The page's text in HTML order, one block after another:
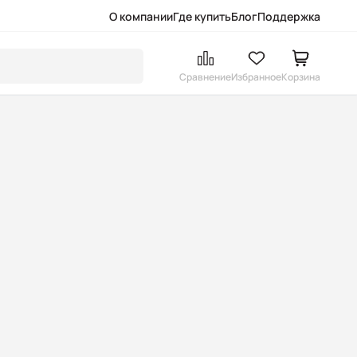
О компанииГде купитьБлогПоддержка
СравнениеИзбранноеКорзина